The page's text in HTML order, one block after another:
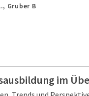
Gruber B
im